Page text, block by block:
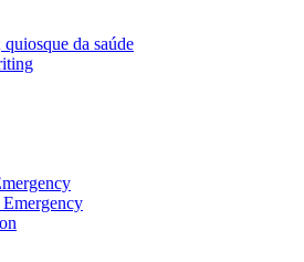
da saúde